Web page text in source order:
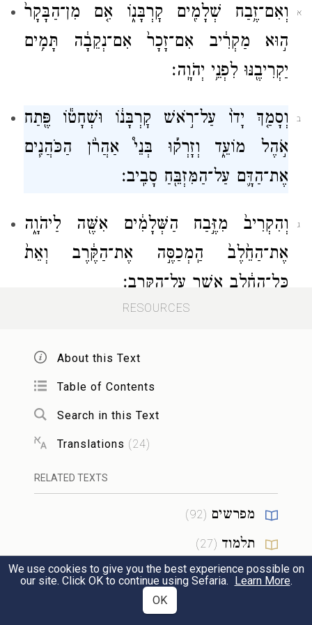
א
וְאִם־זֶ֥בַח שְׁלָמִ֖ים קׇרְבָּנ֑וֹ אִ֤ם מִן־הַבָּקָר֙
ה֣וּא מַקְרִ֔יב אִם־זָכָר֙ אִם־נְקֵבָ֔ה תָּמִ֥ים
יַקְרִיבֶ֖נּוּ לִפְנֵ֥י יְהֹוָֽה׃
ב
וְסָמַ֤ךְ יָדוֹ֙ עַל־רֹ֣אשׁ קׇרְבָּנ֔וֹ וּשְׁחָט֕וֹ פֶּ֖תַח
אֹ֣הֶל מוֹעֵ֑ד וְזָרְק֡וּ בְּנֵי֩ אַהֲרֹ֨ן הַכֹּהֲנִ֧ים
אֶת־הַדָּ֛ם עַל־הַמִּזְבֵּ֖חַ סָבִֽיב׃
ג
וְהִקְרִיב֙ מִזֶּ֣בַח הַשְּׁלָמִ֔ים אִשֶּׁ֖ה לַיהֹוָ֑ה
אֶת־הַחֵ֙לֶב֙ הַֽמְכַסֶּ֣ה אֶת־הַקֶּ֔רֶב וְאֵת֙
כׇּל־הַחֵ֔לֶב אֲשֶׁ֖ר עַל־הַקֶּֽרֶב׃
אֲשֶׁ֖ר עַל־הַכְּסָלִ֑ים וְאֶת־הַיֹּתֶ֙רֶת֙ עַל־הַכָּבֵ֔ד
וְהִקְטִ֨ירוּ אֹת֤וֹ בְנֵֽי־אַהֲרֹן֙ הַמִּזְבֵּ֔חָה
אִשֵּׁ֛ה רֵ֥יחַ נִיחֹ֖חַ לַֽיהֹוָֽה׃{פ}
וְאִם־מִן־הַצֹּ֧אן קׇרְבָּנ֛וֹ לְזֶ֥בַח שְׁלָמִ֖ים לַיהֹוָ֑ה
זָכָר֙ א֣וֹ נְקֵבָ֔ה תָּמִ֖ים יַקְרִיבֶֽנּוּ׃
RESOURCES
About this Text
Table of Contents
Search in this Text
Translations (24)
RELATED TEXTS
מפרשים (
92
)
תלמוד (
27
)
מדרש(
27
)
We use cookies to give you the best experience possible on
our site. Click OK to continue using Sefaria. Learn More.
OK